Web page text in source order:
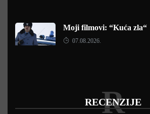
Moji filmovi: “Kuća zla“
07.08.2026.
RECENZIJE
R